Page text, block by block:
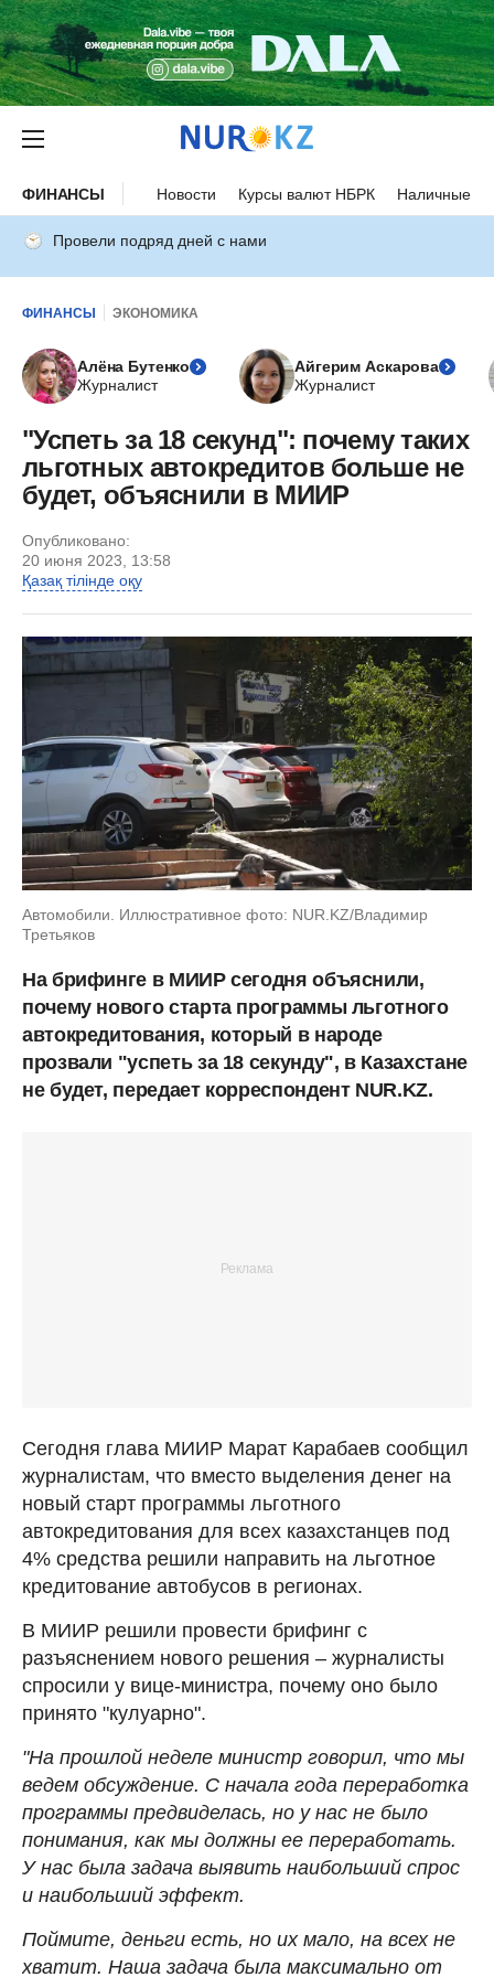
ФИНАНСЫ Новости Курсы валют НБРК Наличные
Провели подряд дней с нами
ФИНАНСЫ ЭКОНОМИКА
Алёна Бутенко
Журналист
Айгерим Аскарова
Журналист
"Успеть за 18 секунд": почему таких
льготных автокредитов больше не
будет, объяснили в МИИР
Опубликовано:
20 июня 2023, 13:58
Қазақ тілінде оқу
Автомобили. Иллюстративное фото: NUR.KZ/Владимир
Третьяков
На брифинге в МИИР сегодня объяснили,
почему нового старта программы льготного
автокредитования, который в народе
прозвали "успеть за 18 секунду", в Казахстане
не будет, передает корреспондент NUR.KZ.
Сегодня глава МИИР Марат Карабаев сообщил
журналистам, что вместо выделения денег на
новый старт программы льготного
автокредитования для всех казахстанцев под
4% средства решили направить на льготное
кредитование автобусов в регионах.
В МИИР решили провести брифинг с
разъяснением нового решения – журналисты
спросили у вице-министра, почему оно было
принято "кулуарно".
"На прошлой неделе министр говорил, что мы
ведем обсуждение. С начала года переработка
программы предвиделась, но у нас не было
понимания, как мы должны ее переработать.
У нас была задача выявить наибольший спрос
и наибольший эффект.
Поймите, деньги есть, но их мало, на всех не
хватит. Наша задача была максимально от